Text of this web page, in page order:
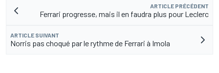
ARTICLE PRÉCÉDENT
Ferrari progresse, mais il en faudra plus pour Leclerc
ARTICLE SUIVANT
Norris pas choqué par le rythme de Ferrari à Imola